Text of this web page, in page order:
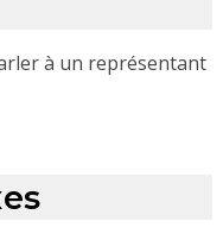
à un représentant